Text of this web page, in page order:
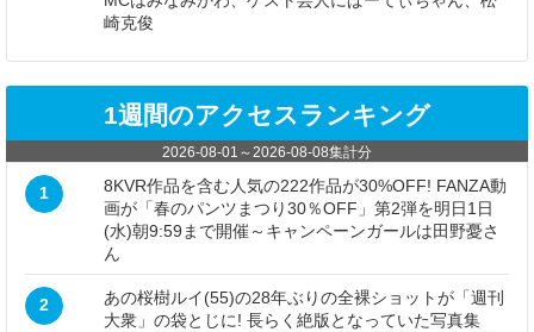
崎克俊
1週間のアクセスランキング
2026-08-01 ～2026-08-08集計分
1
8KVR作品を含む人気の222作品が30%OFF! FANZA動
画が「春のパンツまつり30％OFF」第2弾を明日1日
(水)朝9:59まで開催～キャンペーンガールは田野憂さ
ん
2
あの桜樹ルイ(55)の28年ぶりの全裸ショットが「週刊
大衆」の袋とじに! 長らく絶版となっていた写真集